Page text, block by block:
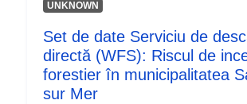
UNKNOWN
Set de date Serviciu de
directă (WFS): Riscul de
forestier în municipalitatea
sur Mer